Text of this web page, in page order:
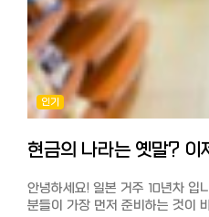
라쿠텐 이용자라면 SPU(포인트
구매할 수 있습니다.
배송비 한 건의 주문 총액이
많습니다. 3,980엔 미만일 경우
라쿠텐 시장에서 한국 화장품 확인
DHOLIC(디홀릭) 특징 DHOLIC(디홀릭)도 무신사와 마찬가지로 패션
일본 법인이 운영하고 있어 고객
한국 패션 아이템과 함께 구매할
점도 추천 포인트입니다.
각 도시별 숙소 예약 꿀팁을 소개
#일본한달살기 #일본여행 #도
후쿠오카한달살기 #교토한달살
한달살기추천 #해외한달살기
중시합니다. 가격이 비싸더라도
기꺼이 지불합니다. (자랑할 때: "이거 정말 비
'가성비'가 최고입니다. "손해 보
있어, 흥정하는 것을 부끄러워하
건데 이만큼 싸게 샀다!") 요시모토 만자이 공연모습(보케와 츠코미) 5.
유머의 본고장, 오사카의 '보케와
성지입니다. 일상 대화에서도 웃
여겨집니다. 보케(Boke): 엉뚱한 짓을 하거나 바보 같은 말을 하는 역할.
츠코미(Tsukkomi): 보케의 실수
연기를 해줄 만큼 유머에 진심입
냉소적이고 지적인 '블랙 코미디'
인기
안녕하세요! 일본 거주 10년차 입니다. 일본 여행이나 생활을 준비
분들이 가장 먼저 준비하는 것이